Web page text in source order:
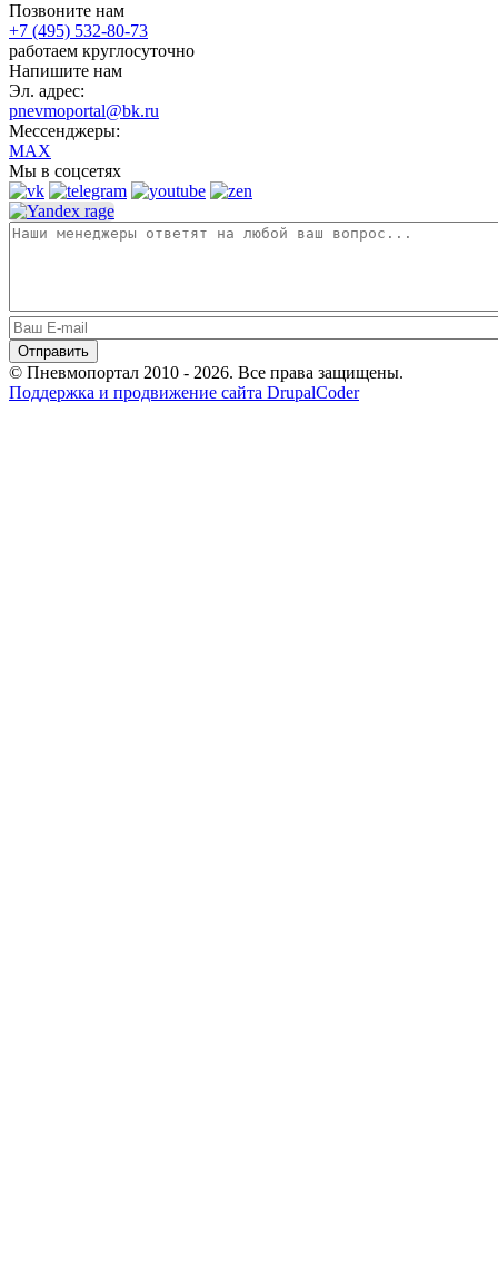
Позвоните нам
+7 (495) 532-80-73
работаем круглосуточно
Напишите нам
Эл. адрес:
pnevmoportal@bk.ru
Мессенджеры:
MAX
Мы в соцсетях
© Пневмопортал 2010 - 2026. Все права защищены.
Поддержка и продвижение сайта DrupalCoder